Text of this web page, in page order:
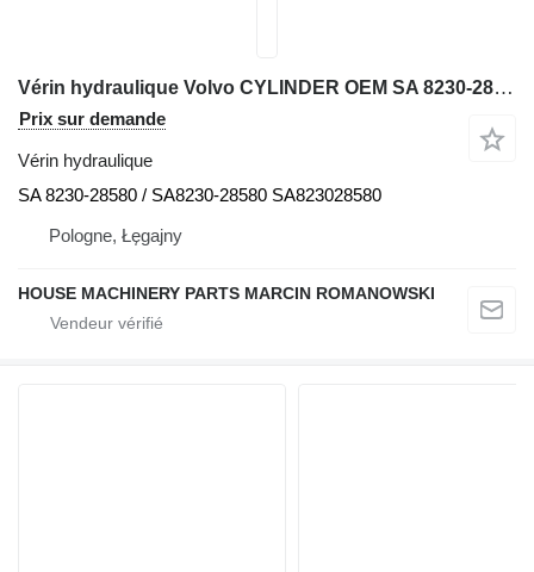
Vérin hydraulique Volvo CYLINDER OEM SA 8230-28580 pour trancheuse Volvo EC210; EC240; EC240B; EC240B; EC210B;EW170/EW180;
Prix sur demande
Vérin hydraulique
SA 8230-28580 / SA8230-28580 SA823028580
Pologne, Łęgajny
HOUSE MACHINERY PARTS MARCIN ROMANOWSKI